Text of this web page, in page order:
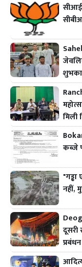
मिली
कब्जे
नहीं,
दूसरी